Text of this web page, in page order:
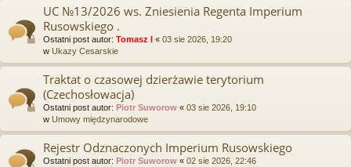
UC №13/2026 ws. Zniesienia Regenta Imperium
Rusowskiego .
Ostatni post autor: Tomasz I « 03 sie 2026, 19:20
w Ukazy Cesarskie
Traktat o czasowej dzierżawie terytorium
(Czechosłowacja)
Ostatni post autor: Piotr Suworow « 03 sie 2026, 19:10
w Umowy międzynarodowe
Rejestr Odznaczonych Imperium Rusowskiego
Ostatni post autor: Piotr Suworow « 02 sie 2026, 22:46